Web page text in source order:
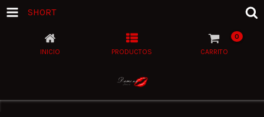
SHORT
INICIO PRODUCTOS CARRITO
0